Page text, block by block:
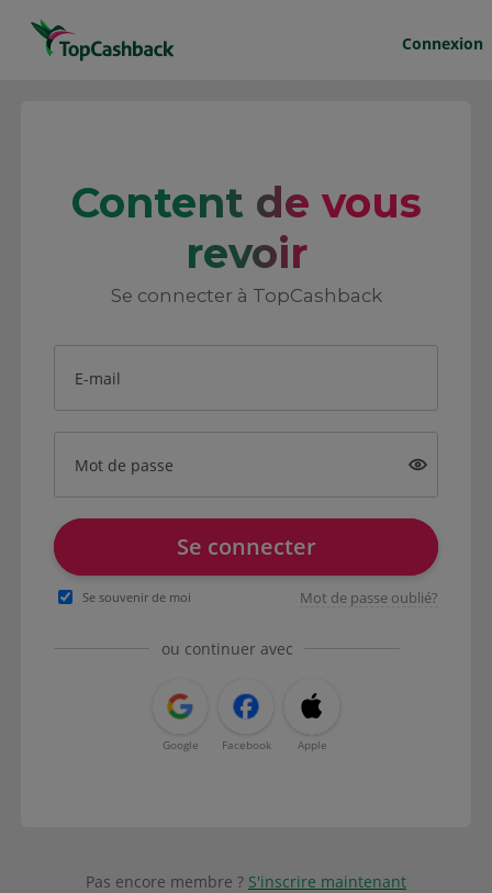
Connexion
Content de vous
revoir
Se connecter à TopCashback
E-mail
Mot de passe
Se connecter
Se souvenir de moi Mot de passe oublié?
ou continuer avec
Google Facebook Apple
Pas encore membre ? S'inscrire maintenant